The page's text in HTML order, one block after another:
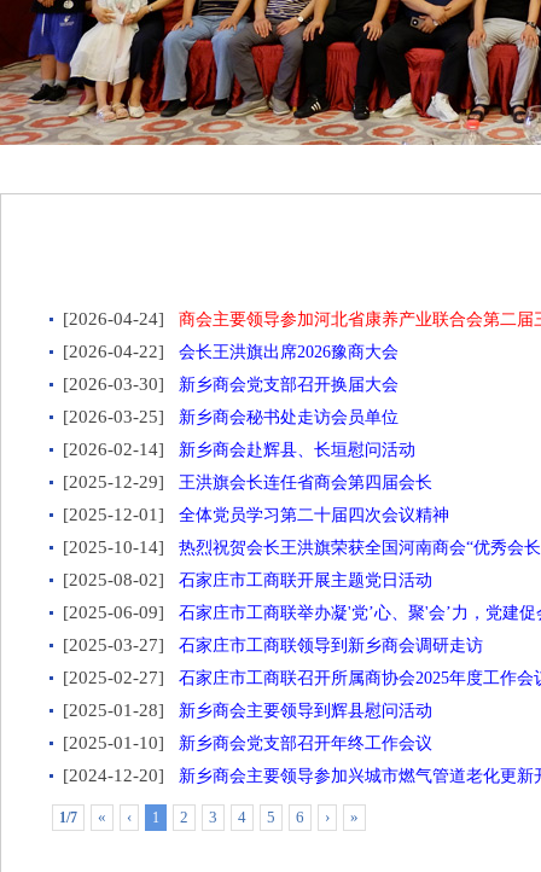
[2026-04-24] 商会主要领导参加河北省康养产业联合会第二
[2026-04-22] 会长王洪旗出席2026豫商大会
[2026-03-30] 新乡商会党支部召开换届大会
[2026-03-25] 新乡商会秘书处走访会员单位
[2026-02-14] 新乡商会赴辉县、长垣慰问活动
[2025-12-29] 王洪旗会长连任省商会第四届会长
[2025-12-01] 全体党员学习第二十届四次会议精神
[2025-10-14] 热烈祝贺会长王洪旗荣获全国河南商会“优秀会
[2025-08-02] 石家庄市工商联开展主题党日活动
[2025-06-09] 石家庄市工商联举办凝'党’心、聚'会’力，党建
[2025-03-27] 石家庄市工商联领导到新乡商会调研走访
[2025-02-27] 石家庄市工商联召开所属商协会2025年度工作会
[2025-01-28] 新乡商会主要领导到辉县慰问活动
[2025-01-10] 新乡商会党支部召开年终工作会议
[2024-12-20] 新乡商会主要领导参加兴城市燃气管道老化更新
1/7 « ‹ 1 2 3 4 5 6 › »